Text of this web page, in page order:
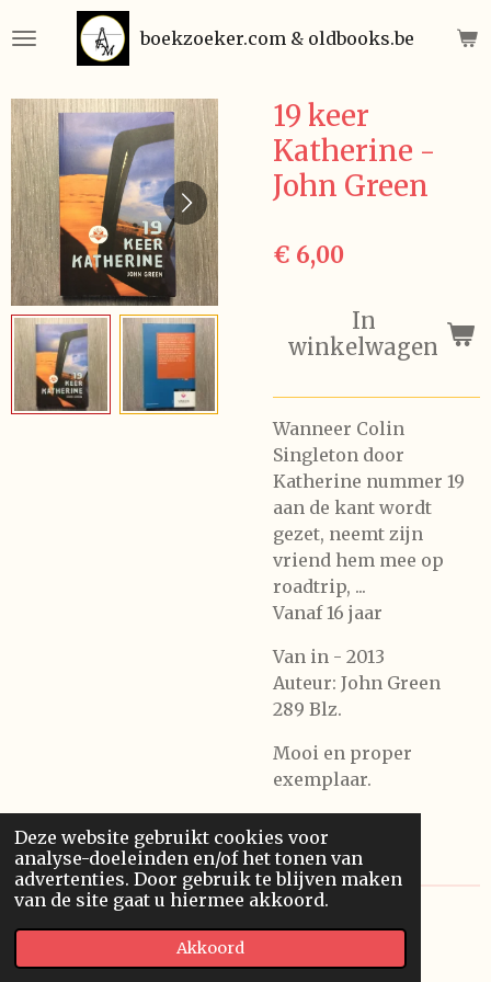
Deze website gebruikt cookies voor
analyse-doeleinden en/of het tonen van
advertenties. Door gebruik te blijven maken
van de site gaat u hiermee akkoord.
Akkoord
direct
de
hoofdinhoud
boekzoeker.com & oldbooks.be
19 keer
Katherine -
John Green
€ 6,00
In
winkelwagen
Wanneer Colin
Singleton door
Katherine nummer 19
aan de kant wordt
gezet, neemt zijn
vriend hem mee op
roadtrip, ...
Vanaf 16 jaar
Van in - 2013
Auteur: John Green
289 Blz.
Mooi en proper
exemplaar.